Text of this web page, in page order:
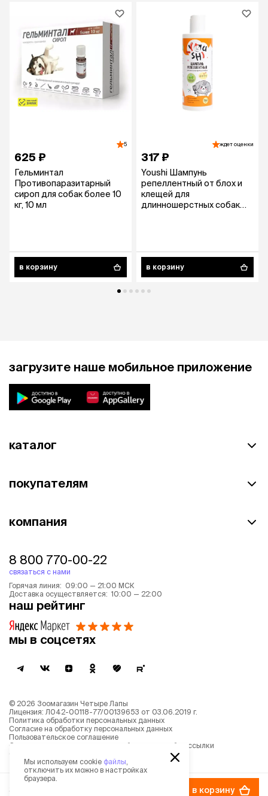
3 127 ₽ в корзину
5
625 ₽
Гельминтал
Противопаразитарный
сироп для собак более 10
кг, 10 мл
в корзину
ждет оценки
317 ₽
Youshi Шампунь
репеллентный от блох и
клещей для
длинношерстных собак
в корзину
загрузите наше мобильное приложение
каталог
покупателям
компания
8 800 770-00-22
связаться с нами
Горячая линия: 09:00 — 21:00 МСК
Доставка осуществляется: 10:00 — 22:00
наш рейтинг
мы в соцсетях
© 2026 Зоомагазин Четыре Лапы
Лицензия: Л042-00118-77/00139653 от 03.06.2019 г.
Политика обработки персональных данных
Согласие на обработку персональных данных
Пользовательское соглашение
Согласие на получение новостной и рекламной рассылки
Описание рекомендательных алгоритмов
Мы используем cookie файлы
отключить их можно в настройках
браузера.